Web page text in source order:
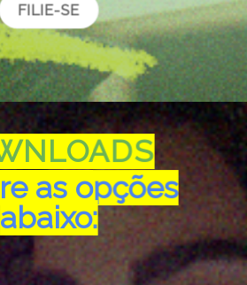
FILIE-SE
as opções
abaixo: